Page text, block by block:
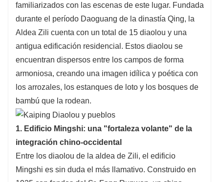
familiarizados con las escenas de este lugar. Fundada
durante el período Daoguang de la dinastía Qing, la
Aldea Zili cuenta con un total de 15 diaolou y una
antigua edificación residencial. Estos diaolou se
encuentran dispersos entre los campos de forma
armoniosa, creando una imagen idílica y poética con
los arrozales, los estanques de loto y los bosques de
bambú que la rodean.
1. Edificio Mingshi: una "fortaleza volante" de la
integración chino-occidental
Entre los diaolou de la aldea de Zili, el edificio
Mingshi es sin duda el más llamativo. Construido en